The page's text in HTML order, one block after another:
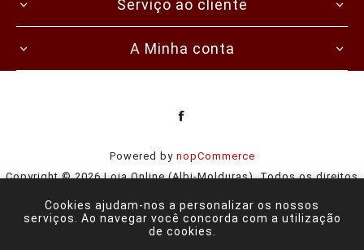
Serviço ao cliente
A Minha conta
Powered by nopCommerce
Copyright © 2026 Loja Online (Albi-Molduras). Todos os direitos
Cookies ajudam-nos a personalizar os nossos
serviços. Ao navegar você concorda com a utilização
de cookies.